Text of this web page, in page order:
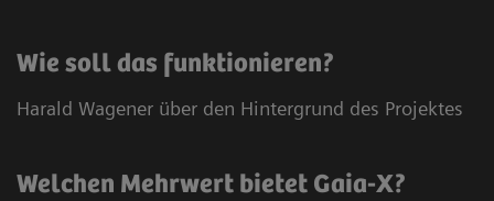
Wie soll das funktionieren?
Harald Wagener über den Hintergrund des Projektes
Welchen Mehrwert bietet Gaia-X?